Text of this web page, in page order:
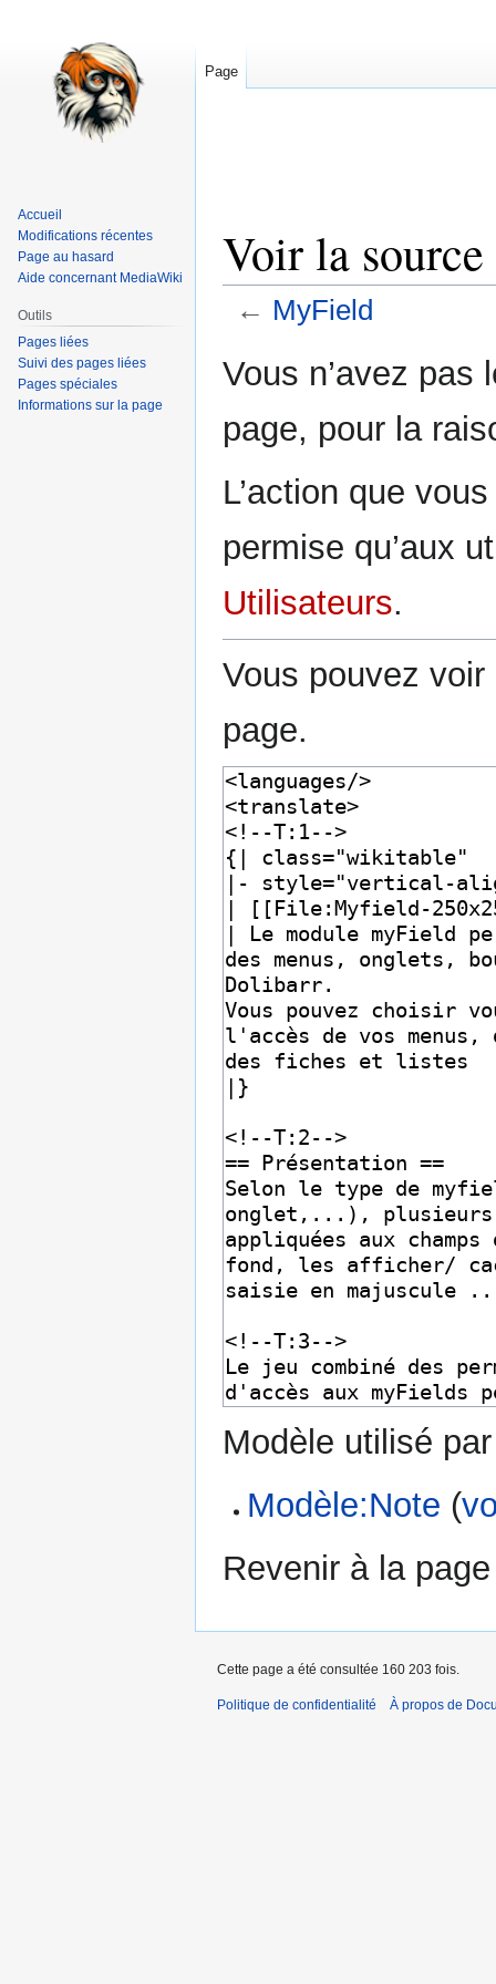
Voir la
← MyField
à
navigation
à
recherche
Vous n’avez pas
page, pour la
L’action que
permise qu’aux
Utilisateurs.
Vous pouvez
page.
Modèle utilisé
Modèle:Note (
Revenir à la
Page
Accueil
Modifications récentes
Page au hasard
Aide concernant MediaWiki
Outils
Pages liées
Suivi des pages liées
Pages spéciales
Informations sur la page
Cette page a été consultée 160 203 fois.
Politique de confidentialité À propos de